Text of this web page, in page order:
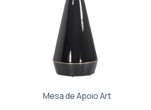
Mesa de Apoio Art